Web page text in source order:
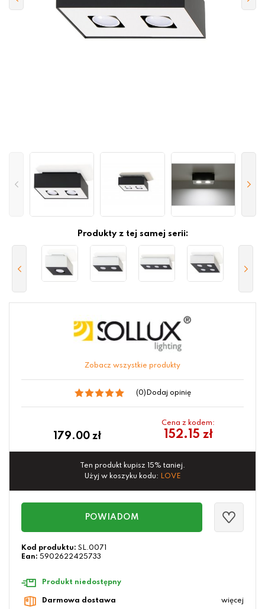
Produkty z tej samej serii:
Zobacz wszystkie produkty
(0) Dodaj opinię
Cena z kodem:
152.15 zł
179.00 zł
Ten produkt kupisz 15% taniej.
Użyj w koszyku kodu: LOVE
POWIADOM
Kod produktu: SL.0071
Ean: 5902622425733
Produkt niedostępny
Darmowa dostawa więcej